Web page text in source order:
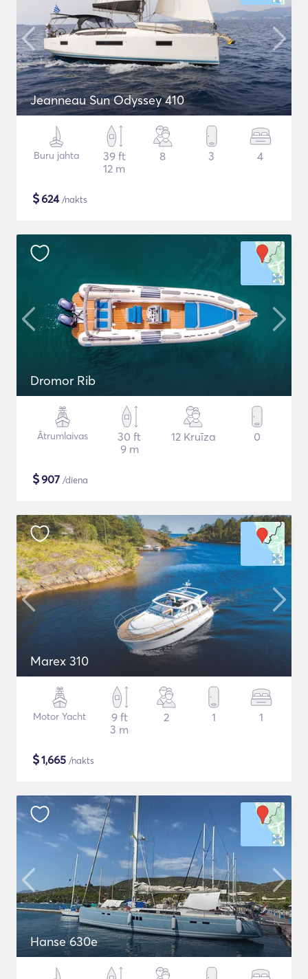
Jeanneau Sun Odyssey 410
Buru jahta
39 ft
12 m
8 3 4
$624/nakts
Dromor Rib
Ātrumlaivas
30 ft
9 m
12 Kruīza 0
$907 /diena
Marex 310
Motor Yacht
9 ft
3 m
2 1 1
$1,665 /nakts
Hanse 630e